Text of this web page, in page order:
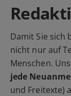
Damit Sie sich
nicht nur auf
Menschen.
jede
und Freitexte)